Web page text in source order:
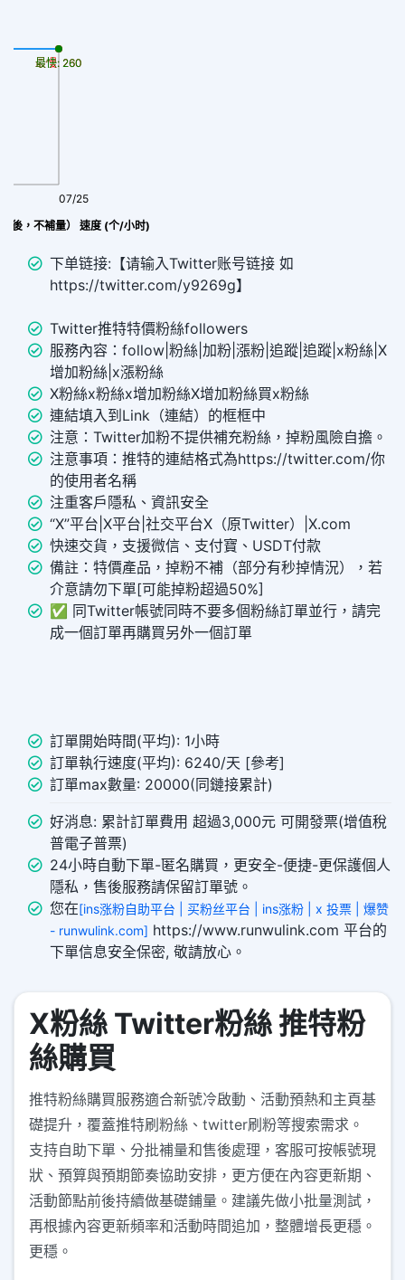
後，不補量） 速度 (个/小时)
07/25
最慢: 260
最快: 260
下单链接:【请输入Twitter账号链接 如
https://twitter.com/y9269g】
Twitter推特特價粉絲followers
服務內容：follow|粉絲|加粉|漲粉|追蹤|追蹤|x粉絲|X
增加粉絲|x漲粉絲
X粉絲x粉絲x增加粉絲X增加粉絲買x粉絲
連結填入到Link（連結）的框框中
注意：Twitter加粉不提供補充粉絲，掉粉風險自擔。
注意事項：推特的連結格式為https://twitter.com/你
的使用者名稱
注重客戶隱私、資訊安全
“X”平台|X平台|社交平台X（原Twitter）|X.com
快速交貨，支援微信、支付寶、USDT付款
備註：特價產品，掉粉不補（部分有秒掉情況），若
介意請勿下單[可能掉粉超過50%]
✅ 同Twitter帳號同時不要多個粉絲訂單並行，請完
成一個訂單再購買另外一個訂單
訂單開始時間(平均): 1小時
訂單執行速度(平均): 6240/天 [參考]
訂單max數量: 20000(同鏈接累計)
好消息: 累計訂單費用 超過3,000元 可開發票(增值稅
普電子普票)
24小時自動下單-匿名購買，更安全-便捷-更保護個人
隱私，售後服務請保留訂單號。
您在[ins涨粉自助平台 | 买粉丝平台 | ins涨粉 | x 投票 | 爆赞
- runwulink.com] https://www.runwulink.com 平台的
下單信息安全保密, 敬請放心。
X粉絲 Twitter粉絲 推特粉
絲購買
推特粉絲購買服務適合新號冷啟動、活動預熱和主頁基
礎提升，覆蓋推特刷粉絲、twitter刷粉等搜索需求。
支持自助下單、分批補量和售後處理，客服可按帳號現
狀、預算與預期節奏協助安排，更方便在內容更新期、
活動節點前後持續做基礎鋪量。建議先做小批量測試，
再根據內容更新頻率和活動時間追加，整體增長更穩。
更穩。